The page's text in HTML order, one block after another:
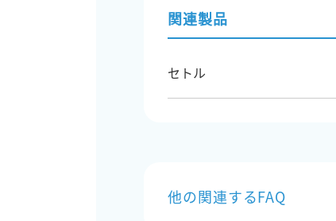
関連製品
セトル
他の関連するFAQ